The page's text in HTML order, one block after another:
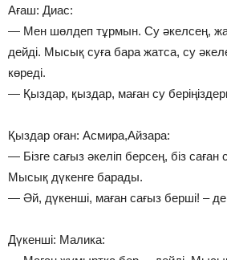
Ағаш: Диас:
— Мен шөлдеп тұрмын. Су әкелсең,
дейді. Мысық суға бара жатса, су
көреді.
— Қыздар, қыздар, маған су
Қыздар оған: Асмира,Айзара:
— Бізге сағыз әкеліп берсең, біз саған
Мысық дүкенге барады.
— Әй, дүкенші, маған сағыз берші! –
Дүкенші: Малика: